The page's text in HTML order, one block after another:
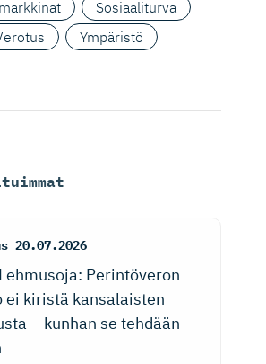
Sosiaaliturva
Ympäristö
20.07.2026
Perintöveron
ei kiristä kansalaisten
– kunhan se tehdään